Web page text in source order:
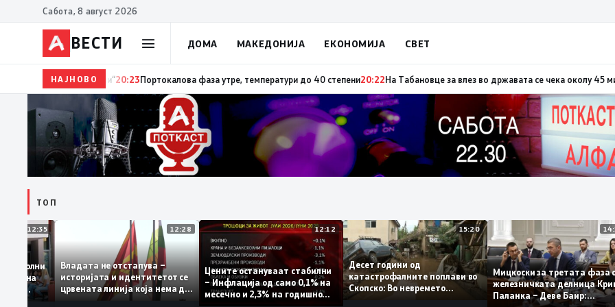
Сабота, 8 август 2026
ВЕСТИ ДОМА МАКЕДОНИЈА ЕКОНОМИЈА СВЕТ
НАЈНОВО20:24Сиљановска Давкова на Свечената академија по повод „30 години Општина Вевчани“20:23Портокалова фаза утре,
ТОП
12:35
се задоволни
на
12:28
Владата не отстапува –
историјата и идентитетот се
црвената линија која нема да
се погази
12:12
Цените остануваат стабилни
– Инфлација од само 0,1% на
месечно и 2,3% на годишно
15:20
Десет години од
катастрофалните поплави во
Скопско: Во невремето
Мицкоски за третата
железничката делница
Паланка – Деве Баир: